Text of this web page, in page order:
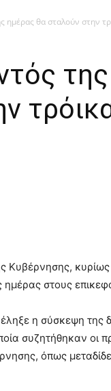
ημέρας θα σταλούν στην
Κυβέρνησης,
ημέρας στους
η σύσκεψη της
συζητήθηκαν οι
όπως